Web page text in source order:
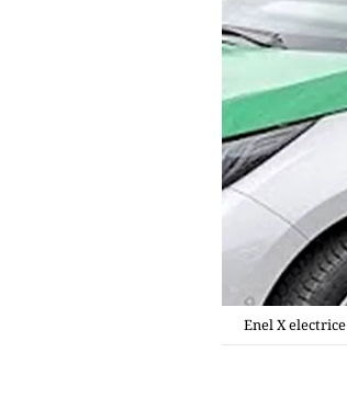
Enel X electrice